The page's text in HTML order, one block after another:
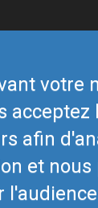
votre
acceptez
afin
et
+352 26441835
418-592-8862